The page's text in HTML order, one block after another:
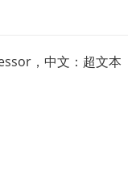
，中文：超文本